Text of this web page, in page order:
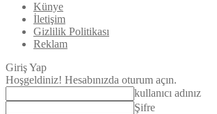
Künye
İletişim
Gizlilik Politikası
Reklam
Giriş Yap
Hoşgeldiniz! Hesabınızda oturum açın.
kullanıcı adınız
Şifre